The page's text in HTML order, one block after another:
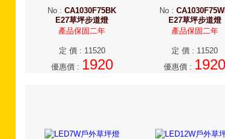
No : CA1030F75BK
E27草坪步道燈
產品保固二年
定 價: 11520
優惠價: 1920
No :
E27草坪步道燈
產品保固二年
定 價 : 11520
優惠價 : 1920